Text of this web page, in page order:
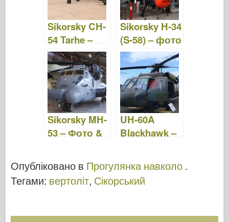
Sikorsky CH-
54 Tarhe –
фото та
відео
Sikorsky H-34
(S-58) – фото
& відео
Sikorsky MH-
53 – Фото &
UH-60A
Blackhawk –
Опубліковано в Прогулянка навколо .
Тегами: вертоліт, Сікорський